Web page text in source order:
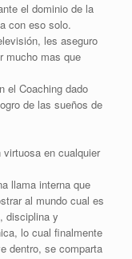
el dominio de la
con eso solo.
les aseguro
mucho mas que
el Coaching dado
de las sueños de
en cualquier
llama interna que
al mundo cual es
disciplina y
lo cual finalmente
dentro, se comparta